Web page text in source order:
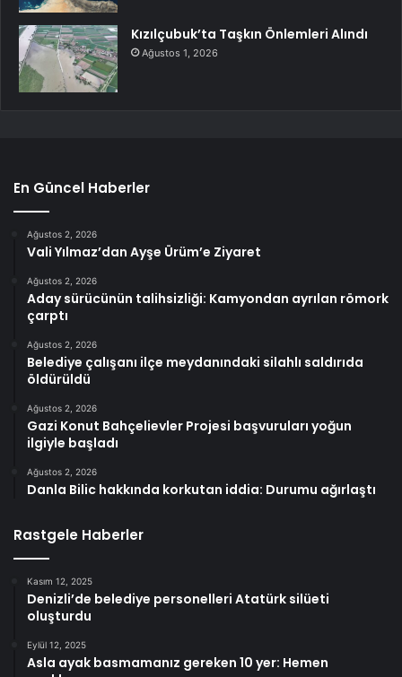
Kızılçubuk’ta Taşkın Önlemleri Alındı
Ağustos 1, 2026
En Güncel Haberler
Ağustos 2, 2026
Vali Yılmaz’dan Ayşe Ürüm’e Ziyaret
Ağustos 2, 2026
Aday sürücünün talihsizliği: Kamyondan ayrılan römork
çarptı
Ağustos 2, 2026
Belediye çalışanı ilçe meydanındaki silahlı saldırıda
öldürüldü
Ağustos 2, 2026
Gazi Konut Bahçelievler Projesi başvuruları yoğun
ilgiyle başladı
Ağustos 2, 2026
Danla Bilic hakkında korkutan iddia: Durumu ağırlaştı
Rastgele Haberler
Kasım 12, 2025
Denizli’de belediye personelleri Atatürk silüeti
oluşturdu
Eylül 12, 2025
Asla ayak basmamanız gereken 10 yer: Hemen